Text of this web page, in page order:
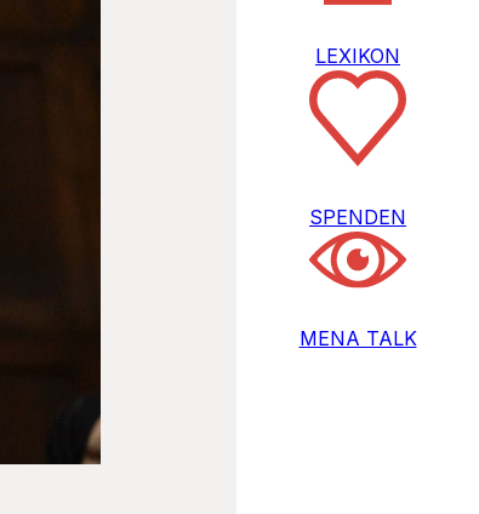
LEXIKON
SPENDEN
MENA TALK